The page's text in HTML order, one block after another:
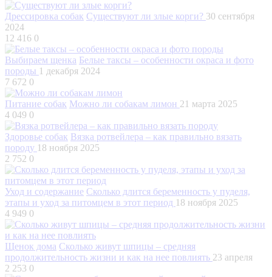
Дрессировка собак Существуют ли злые корги? 30 сентября
2024
12 416 0
Выбираем щенка Белые таксы – особенности окраса и фото
породы 1 декабря 2024
7 672 0
Питание собак Можно ли собакам лимон 21 марта 2025
4 049 0
Здоровье собак Вязка ротвейлера – как правильно вязать
породу 18 ноября 2025
2 752 0
Уход и содержание Сколько длится беременность у пуделя,
этапы и уход за питомцем в этот период 18 ноября 2025
4 949 0
Щенок дома Сколько живут шпицы – средняя
продолжительность жизни и как на нее повлиять 23 апреля
2 253 0